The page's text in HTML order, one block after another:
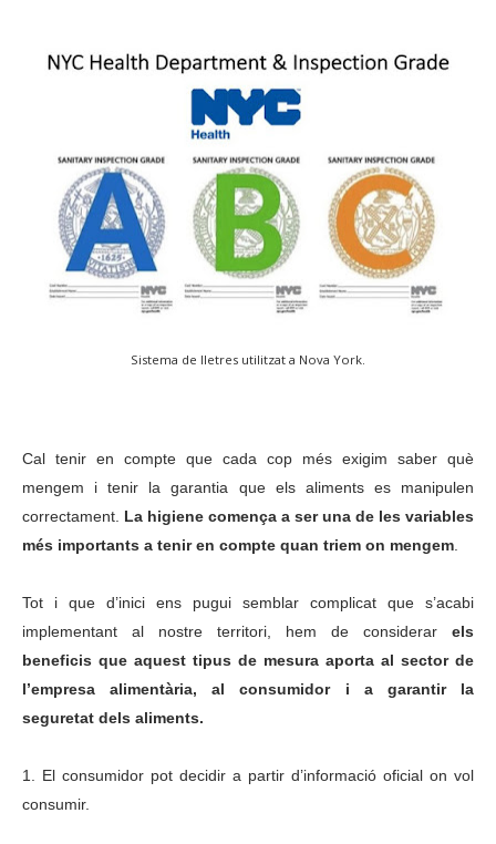
Sistema de lletres utilitzat a Nova York.
Cal tenir en compte que cada cop més exigim saber què
mengem i tenir la garantia que els aliments es manipulen
correctament. La higiene comença a ser una de les variables
més importants a tenir en compte quan triem on mengem
Tot i que d’inici ens pugui semblar complicat que s’acabi
implementant al nostre territori, hem de considerar els
beneficis que aquest tipus de mesura aporta al sector de
l’empresa alimentària, al consumidor i a garantir la
seguretat dels aliments.
1. El consumidor pot decidir a partir d’informació oficial on vol
consumir.